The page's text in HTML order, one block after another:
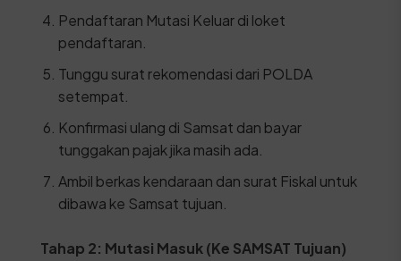
Pendaftaran Mutasi Keluar di loket
pendaftaran.
Tunggu surat rekomendasi dari POLDA
setempat.
Konfirmasi ulang di Samsat dan bayar
tunggakan pajak jika masih ada.
Ambil berkas kendaraan dan surat Fiskal untuk
dibawa ke Samsat tujuan.
Tahap 2: Mutasi Masuk (Ke SAMSAT Tujuan)